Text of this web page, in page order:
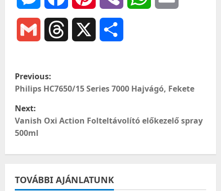
Gmail Threads
P
o
s
t
n
a
Previous:
Philips HC7650/15 Series 7000 Hajvágó, Fekete
Next:
Vanish Oxi Action Folteltávolító előkezelő spray
500ml
TOVÁBBI AJÁNLATUNK